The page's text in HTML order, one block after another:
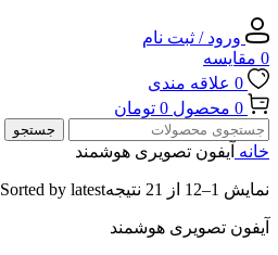
ورود / ثبت نام
0 مقایسه
0 علاقه مندی
0 محصول 0 تومان
جستجو
خانه آیفون تصویری هوشمند
نمایش 1–12 از 21 نتیجه Sorted by latest
آیفون تصویری هوشمند